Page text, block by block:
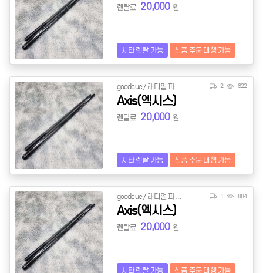
렌탈료 20,000 원
시타 렌탈 가능 신품 주문 대행 가능
goodcue / 래디얼 파일롯
Axis(엑시스)
렌탈료 20,000 원
2 822
시타 렌탈 가능 신품 주문 대행 가능
goodcue / 래디얼 파일롯
Axis(엑시스)
렌탈료 20,000 원
1 884
시타 렌탈 가능 신품 주문 대행 가능